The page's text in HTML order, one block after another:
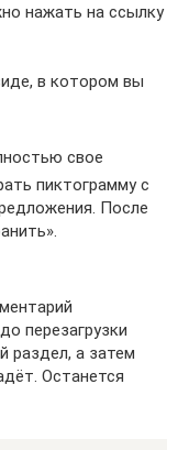
нажать на ссылку
в котором вы
свое
пиктограмму с
После
перезагрузки
раздел, а затем
Останется